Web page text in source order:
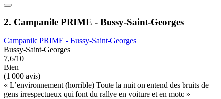
2. Campanile PRIME - Bussy-Saint-Georges
Campanile PRIME - Bussy-Saint-Georges
Bussy-Saint-Georges
7,6/10
Bien
(1 000 avis)
« L’environnement (horrible) Toute la nuit on entend des bruits de
gens irrespectueux qui font du rallye en voiture et en moto »